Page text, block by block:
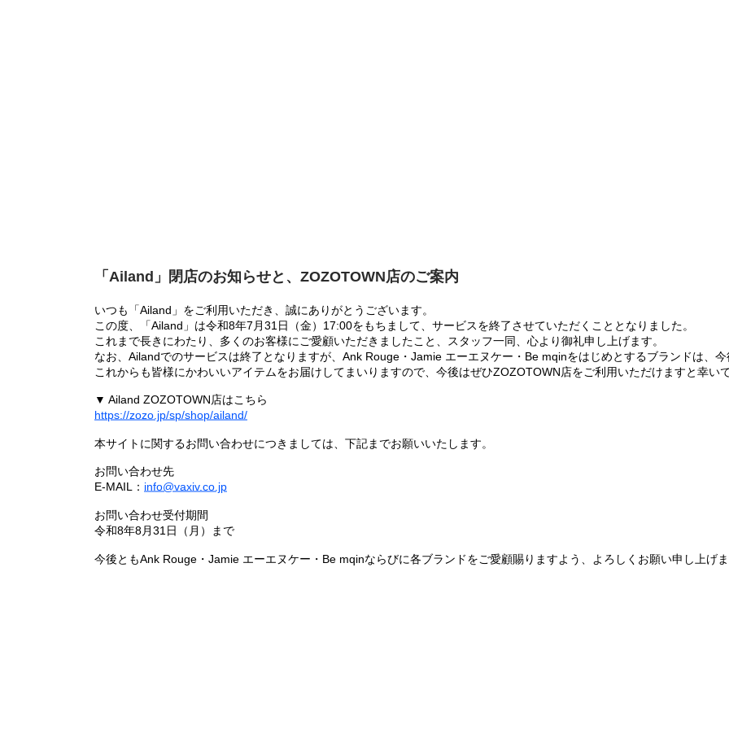
「Ailand」閉店のお知らせと、ZOZOTOWN店のご案内
いつも「Ailand」をご利用いただき、誠にありがとうございます。
この度、「Ailand」は令和8年7月31日（金）17:00をもちまして、サービスを終了させていただくこととなりました。
これまで長きにわたり、多くのお客様にご愛顧いただきましたこと、スタッフ一同、心より御礼申し上げます。
なお、Ailandでのサービスは終了となりますが、Ank Rouge・Jamie エーエヌケー・Be mqinをはじめとするブランドは、
これからも皆様にかわいいアイテムをお届けしてまいりますので、今後はぜひZOZOTOWN店をご利用いただけますと幸いで
▼ Ailand ZOZOTOWN店はこちら
https://zozo.jp/sp/shop/ailand/
本サイトに関するお問い合わせにつきましては、下記までお願いいたします。
お問い合わせ先
E-MAIL： info@vaxiv.co.jp
お問い合わせ受付期間
令和8年8月31日（月）まで
今後ともAnk Rouge・Jamie エーエヌケー・Be mqinならびに各ブランドをご愛顧賜りますよう、よろしくお願い申し上げま